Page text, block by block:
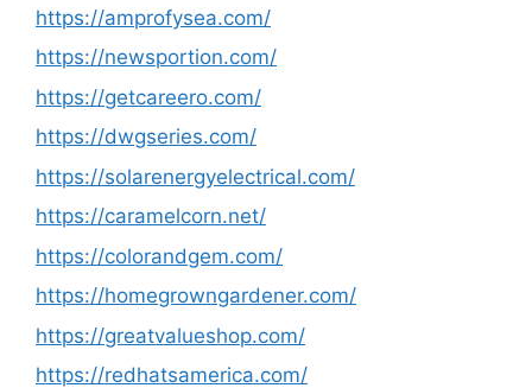
https://amprofysea.com/
https://newsportion.com/
https://getcareero.com/
https://dwgseries.com/
https://solarenergyelectrical.com/
https://caramelcorn.net/
https://colorandgem.com/
https://homegrowngardener.com/
https://greatvalueshop.com/
https://redhatsamerica.com/